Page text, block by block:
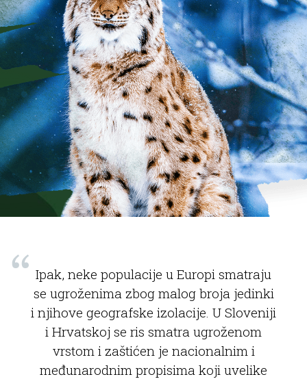
Ipak, neke populacije u Europi smatraju
se ugroženima zbog malog broja jedinki
i njihove geografske izolacije. U Sloveniji
i Hrvatskoj se ris smatra ugroženom
vrstom i zaštićen je nacionalnim i
međunarodnim propisima koji uvelike